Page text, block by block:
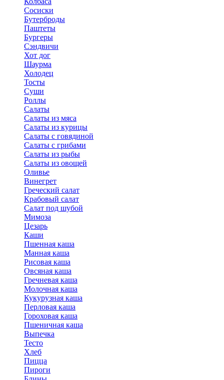
Сосиски
Бутерброды
Паштеты
Бургеры
Сэндвичи
Хот дог
Шаурма
Холодец
Тосты
Суши
Роллы
Салаты
Салаты из мяса
Салаты из курицы
Салаты с говядиной
Салаты с грибами
Салаты из рыбы
Салаты из овощей
Оливье
Винегрет
Греческий салат
Крабовый салат
Салат под шубой
Мимоза
Цезарь
Каши
Пшенная каша
Манная каша
Рисовая каша
Овсяная каша
Гречневая каша
Молочная каша
Кукурузная каша
Перловая каша
Гороховая каша
Пшеничная каша
Выпечка
Тесто
Хлеб
Пицца
Пироги